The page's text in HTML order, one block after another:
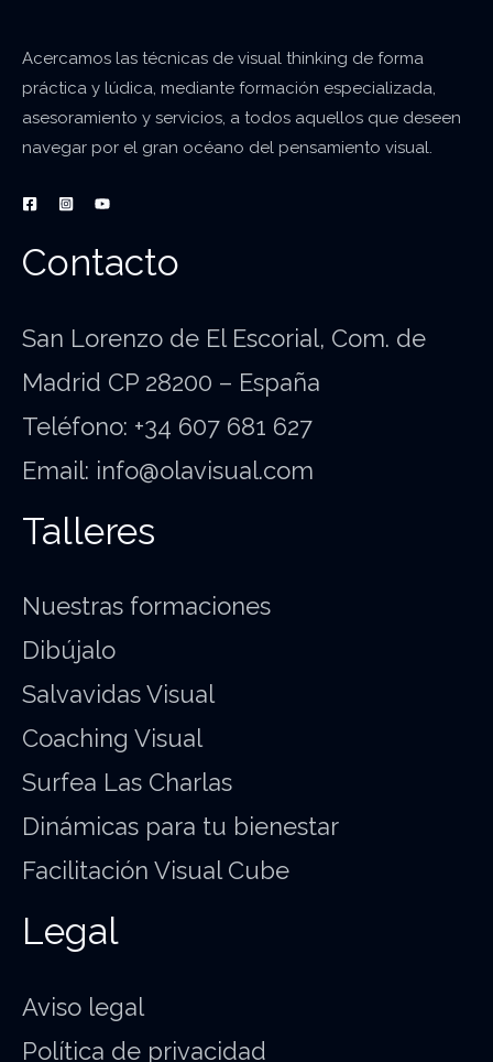
Acercamos las técnicas de visual thinking de forma
práctica y lúdica, mediante formación especializada,
asesoramiento y servicios, a todos aquellos que deseen
navegar por el gran océano del pensamiento visual.
Contacto
San Lorenzo de El Escorial, Com. de
Madrid CP 28200 – España
Teléfono: +34 607 681 627
Email: info@olavisual.com
Talleres
Nuestras formaciones
Dibújalo
Salvavidas Visual
Coaching Visual
Surfea Las Charlas
Dinámicas para tu bienestar
Facilitación Visual Cube
Legal
Aviso legal
Política de privacidad